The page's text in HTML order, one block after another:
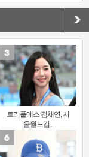
트리플에스 김채연, 서
울월드컵..